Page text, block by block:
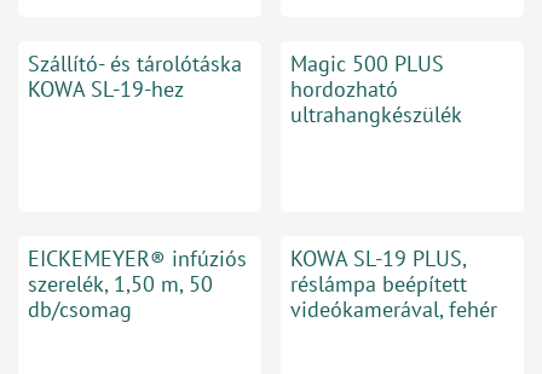
Szállító- és tárolótáska
KOWA SL-19-hez
Magic 500 PLUS
hordozható
ultrahangkészülék
EICKEMEYER® infúziós
szerelék, 1,50 m, 50
db/csomag
KOWA SL-19 PLUS,
réslámpa beépített
videókamerával, fehér